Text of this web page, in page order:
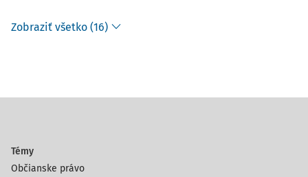
Zobraziť všetko (16)
Témy
Občianske právo